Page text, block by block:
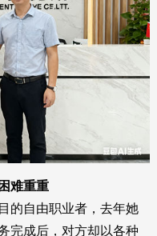
难重重
自由职业者，去年她
完成后，对方却以各种